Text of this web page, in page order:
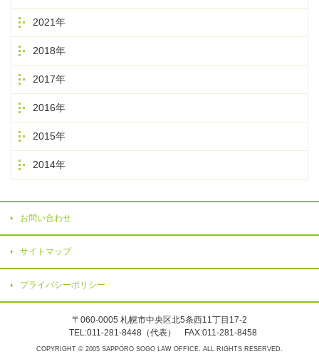
2021年
2018年
2017年
2016年
2015年
2014年
お問い合わせ
サイトマップ
プライバシーポリシー
〒060-0005 札幌市中央区北5条西11丁目17-2
TEL:011-281-8448（代表） FAX:011-281-8458
COPYRIGHT © 2005 SAPPORO SOGO LAW OFFICE. ALL RIGHTS RESERVED.